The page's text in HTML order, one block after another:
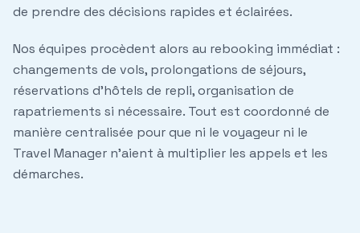
de prendre des décisions rapides et éclairées.
Nos équipes procèdent alors au rebooking immédiat :
changements de vols, prolongations de séjours,
réservations d'hôtels de repli, organisation de
rapatriements si nécessaire. Tout est coordonné de
manière centralisée pour que ni le voyageur ni le
Travel Manager n'aient à multiplier les appels et les
démarches.